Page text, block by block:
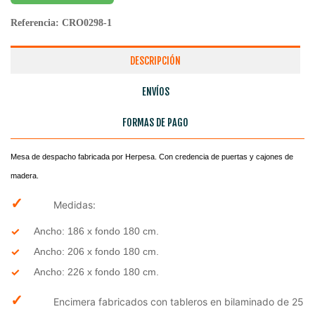
Referencia: CRO0298-1
DESCRIPCIÓN
ENVÍOS
FORMAS DE PAGO
Mesa de despacho fabricada por Herpesa. Con credencia de puertas y cajones de
madera.
✓ Medidas:
Ancho: 186 x fondo 180 cm.
Ancho: 206 x fondo 180 cm.
Ancho: 226 x fondo 180 cm.
✓ Encimera fabricados con tableros en bilaminado de 25